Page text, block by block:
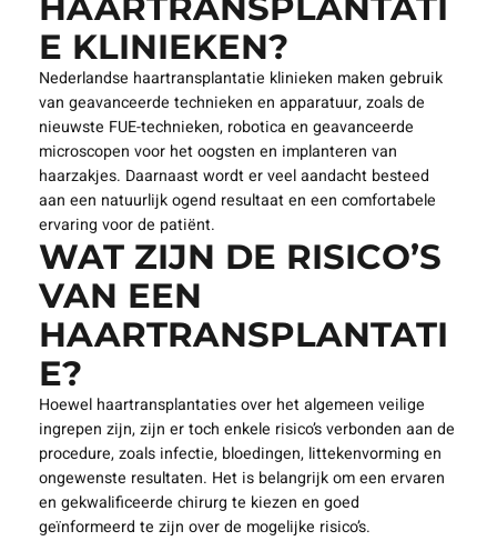
E KLINIEKEN?
Nederlandse haartransplantatie klinieken maken gebruik
van geavanceerde technieken en apparatuur, zoals de
nieuwste FUE-technieken, robotica en geavanceerde
microscopen voor het oogsten en implanteren van
haarzakjes. Daarnaast wordt er veel aandacht besteed
aan een natuurlijk ogend resultaat en een comfortabele
ervaring voor de patiënt.
WAT ZIJN DE RISICO’S
VAN EEN
HAARTRANSPLANTATI
E?
Hoewel haartransplantaties over het algemeen veilige
ingrepen zijn, zijn er toch enkele risico’s verbonden aan de
procedure, zoals infectie, bloedingen, littekenvorming en
ongewenste resultaten. Het is belangrijk om een ervaren
en gekwalificeerde chirurg te kiezen en goed
geïnformeerd te zijn over de mogelijke risico’s.